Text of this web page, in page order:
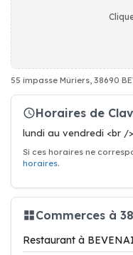
55 impasse Mûriers, 38690
Horaires de
lundi au vendredi <br /
Si ces horaires ne
horaires.
Commerces à
Restaurant à